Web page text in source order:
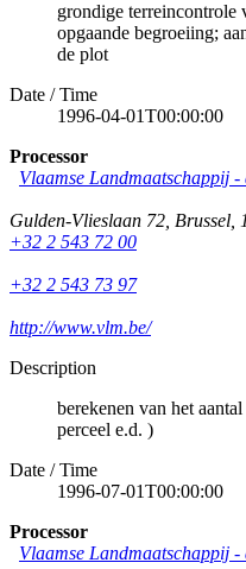
grondige terreincontrole
opgaande begroeiing;
de plot
Date / Time
1996-04-01T00:00:00
Processor
Vlaamse Landmaatschappij
Gulden-Vlieslaan 72 Brussel
+32 2 543 72 00
+32 2 543 73 97
http://www.vlm.be/
Description
berekenen van het
perceel e.d. )
Date / Time
1996-07-01T00:00:00
Processor
Vlaamse Landmaatschappij